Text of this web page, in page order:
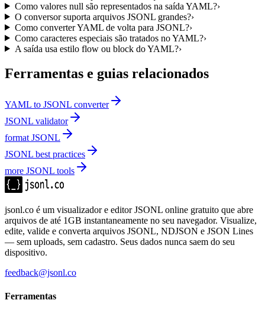
Como valores null são representados na saída YAML?›
O conversor suporta arquivos JSONL grandes?›
Como converter YAML de volta para JSONL?›
Como caracteres especiais são tratados no YAML?›
A saída usa estilo flow ou block do YAML?›
Ferramentas e guias relacionados
YAML to JSONL converter
JSONL validator
format JSONL
JSONL best practices
more JSONL tools
jsonl.co é um visualizador e editor JSONL online gratuito que abre
arquivos de até 1GB instantaneamente no seu navegador. Visualize,
edite, valide e converta arquivos JSONL, NDJSON e JSON Lines
— sem uploads, sem cadastro. Seus dados nunca saem do seu
dispositivo.
feedback@jsonl.co
Ferramentas